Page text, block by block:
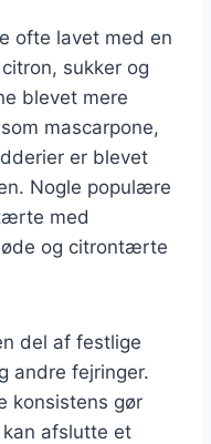
ofte lavet med en
sukker og
blevet mere
mascarpone,
er blevet
Nogle populære
med
og citrontærte
del af festlige
andre fejringer.
konsistens gør
afslutte et